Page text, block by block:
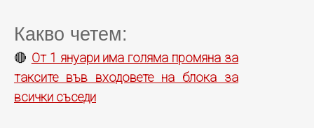
Какво четем:
🔴 От 1 януари има голяма промяна за
таксите във входовете на блока за
всички съседи